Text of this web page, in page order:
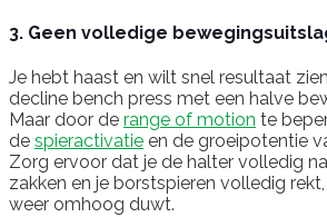
3. Geen volledige
Je hebt haast en wilt snel resultaat
decline bench press met een halve
Maar door de range of motion te
de spieractivatie en de groeipotentie
Zorg ervoor dat je de halter volledig
zakken en je borstspieren volledig
weer omhoog duwt.